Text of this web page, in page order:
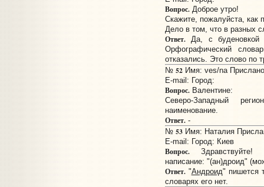
Вопрос.Доброе утро!
Скажите, пожалуйста, как
Дело в том, что в разных
Ответ.Да, с буденовкой
Орфографический
отказались. Это слово по
№ 52Имя: ves/na
E-mail: Город:
Вопрос.Валентине:
Северо-Западный
наименование.
Ответ.-
№ 53Имя: Наталия
E-mail: Город: Киев
Вопрос.Здравствуйте!
написание: "(ан)дроид"
Ответ."Андроид" пишется
словарях его нет.